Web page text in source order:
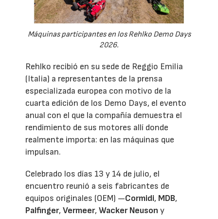
Máquinas participantes en los Rehlko Demo Days
2026.
Rehlko recibió en su sede de Reggio Emilia
(Italia) a representantes de la prensa
especializada europea con motivo de la
cuarta edición de los Demo Days, el evento
anual con el que la compañía demuestra el
rendimiento de sus motores allí donde
realmente importa: en las máquinas que
impulsan.
Celebrado los días 13 y 14 de julio, el
encuentro reunió a seis fabricantes de
equipos originales (OEM) —Cormidi, MDB,
Palfinger,Vermeer,Wacker Neuson y